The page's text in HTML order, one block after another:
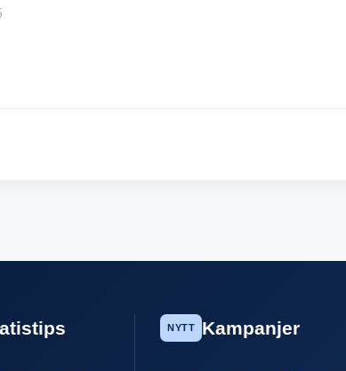
NYTT Kampanjer